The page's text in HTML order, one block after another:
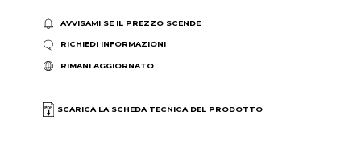
AVVISAMI SE IL PREZZO SCENDE
RICHIEDI INFORMAZIONI
RIMANI AGGIORNATO
SCARICA LA SCHEDA TECNICA DEL PRODOTTO